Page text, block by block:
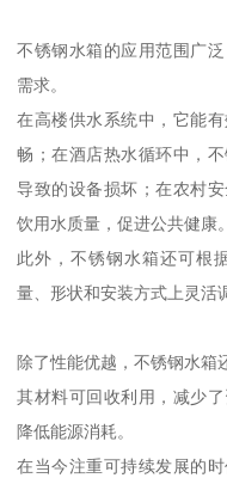
不锈钢水箱的应用范围广
需求。
在高楼供水系统中，它能
畅；在酒店热水循环中，
导致的设备损坏；在农村
饮用水质量，促进公共健康。
此外，不锈钢水箱还可根
量、形状和安装方式上灵活
除了性能优越，不锈钢水箱
其材料可回收利用，减少
降低能源消耗。
在当今注重可持续发展的